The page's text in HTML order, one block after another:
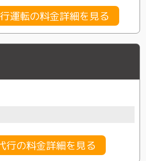
運転の料金詳細を見る
行の料金詳細を見る